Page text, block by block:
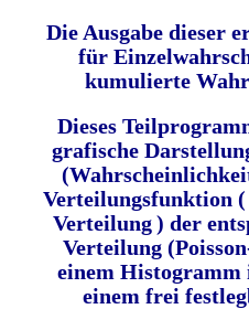
Die Ausgabe dieser
für
kumulierte
Dieses
grafische
Verteilungsfunktion (
Verteilung) der
Verteilung
einem Histogramm
einem frei